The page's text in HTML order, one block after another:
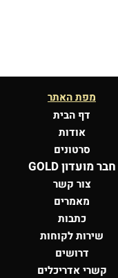
מפת האתר
דף הבית
אודות
סרטונים
חבר מועדון GOLD
צור קשר
מאמרים
כתבות
שירות לקוחות
דרושים
קשרי אדריכלים